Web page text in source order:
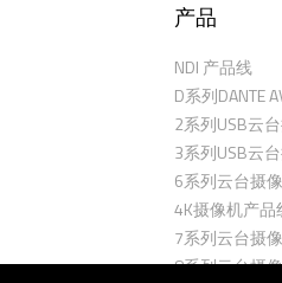
产品
NDI 产品线
D系列DANTE
2系列USB云
3系列USB云
6系列云台摄
4K摄像机产品
7系列云台摄
8系列云台摄